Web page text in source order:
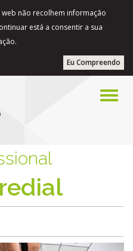
não recolhem informação
está a consentir a sua
Eu Compreendo